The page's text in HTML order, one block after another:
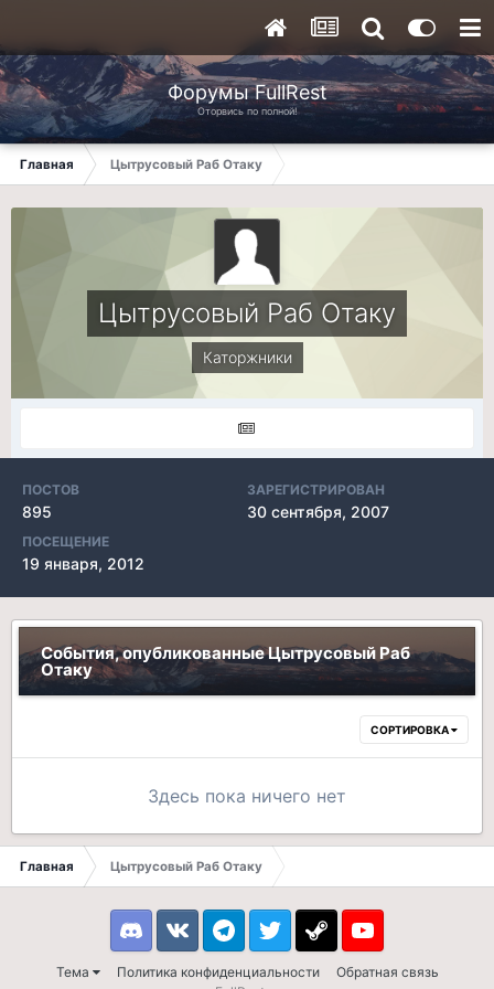
Форумы FullRest
Оторвись по полной!
Главная Цытрусовый Раб Отаку
Цытрусовый Раб Отаку
Каторжники
ПОСТОВ
895
ЗАРЕГИСТРИРОВАН
30 сентября, 2007
ПОСЕЩЕНИЕ
19 января, 2012
События, опубликованные Цытрусовый Раб
Отаку
СОРТИРОВКА
Здесь пока ничего нет
Главная Цытрусовый Раб Отаку
Тема Политика конфиденциальности Обратная связь
DiscordVK TelegramTwitter Steam Youtube